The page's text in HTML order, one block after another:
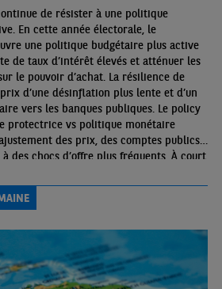
de résister à une politique
En cette année électorale, le
une politique budgétaire plus active
de taux d’intérêt élevés et atténuer les
le pouvoir d’achat. La résilience de
d’une désinflation plus lente et d’un
vers les banques publiques. Le policy
protectrice vs politique monétaire
des prix, des comptes publics
des chocs d’offre plus fréquents. À court
real